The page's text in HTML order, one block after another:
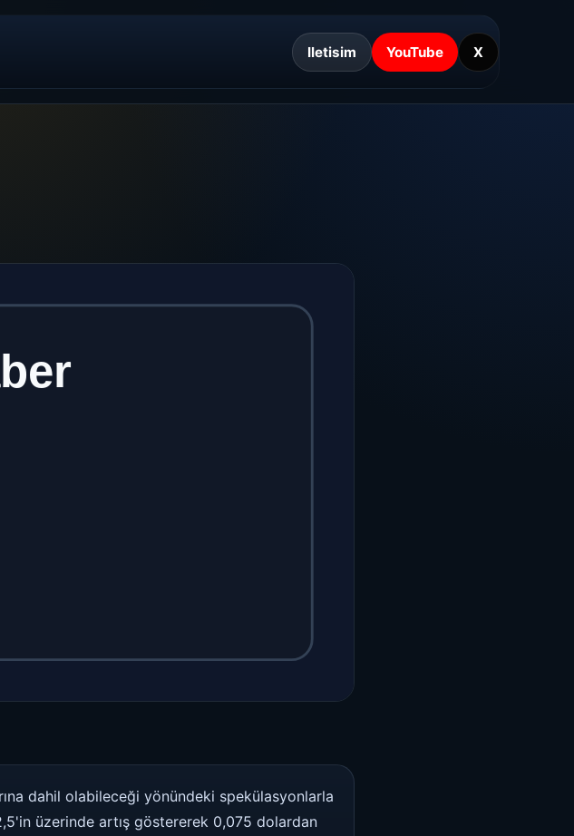
Iletisim YouTube X
dahil olabileceği yönündeki spekülasyonlarla
üzerinde artış göstererek 0,075 dolardan